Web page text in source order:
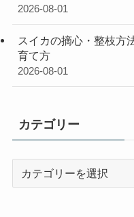
2026-08-01
スイカの摘心・整枝方
育て方
2026-08-01
カテゴリー